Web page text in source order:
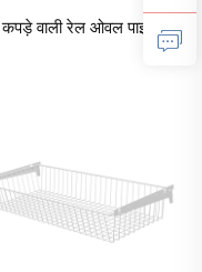
कपड़े वाली रेल ओवल पाइप